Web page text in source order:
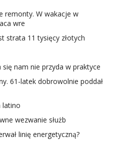
remonty. W wakacje w
wre
strata 11 tysięcy złotych
nam nie przyda w praktyce
61-latek dobrowolnie poddał
latino
wezwanie służb
linię energetyczną?